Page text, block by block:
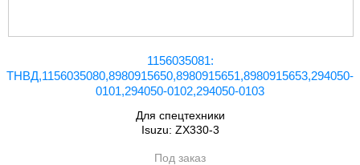
1156035081:
ТНВД,1156035080,8980915650,8980915651,8980915653,294050-
0101,294050-0102,294050-0103
Для спецтехники
Isuzu: ZX330-3
Под заказ